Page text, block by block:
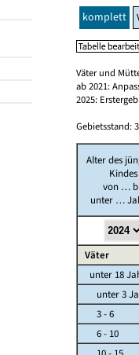
komplett
Väter und
ab 2021:
2025:
Gebietsstand:
Alter des
Kindes
von …
unter …
Väter
unter 18
unter 3
3 - 6
6 - 10